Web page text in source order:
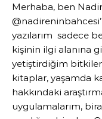
Merhaba, ben
yazılarım sadece
kişinin ilgi alanına
yetiştirdiğim bitkiler
kitaplar, yaşamda
hakkındaki
uygulamalarım,